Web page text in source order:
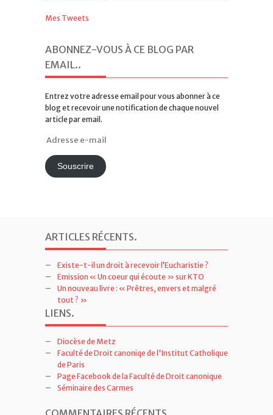
Mes Tweets
ABONNEZ-VOUS À CE BLOG PAR
EMAIL..
Entrez votre adresse email pour vous abonner à ce
blog et recevoir une notification de chaque nouvel
article par email.
Adresse
mailSouscrire
ARTICLES RÉCENTS.
Existe-t-il un droit à recevoir l’Eucharistie ?
Emission « Un coeur qui écoute » sur KTO
Un nouveau livre : « Prêtres, envers et malgré
tout ? »
LIENS.
Diocèse de Metz
Faculté de Droit canoniqe de l'Institut Catholique
de Paris
Page Facebook de la Faculté de Droit canonique
Séminaire des Carmes